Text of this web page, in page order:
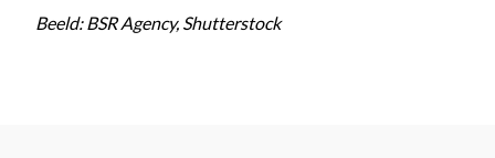
Beeld: BSR Agency, Shutterstock